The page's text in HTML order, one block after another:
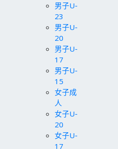
男子U-
23
男子U-
20
男子U-
17
男子U-
15
女子成
人
女子U-
20
女子U-
17